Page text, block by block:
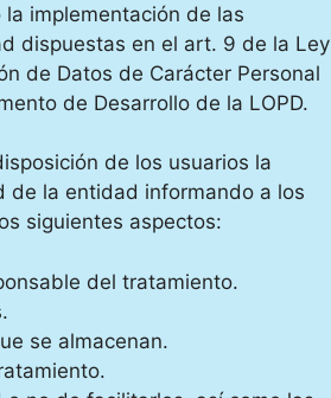
implementación de las
dispuestas en el art. 9 de la Ley
de Datos de Carácter Personal
de Desarrollo de la LOPD.
de los usuarios la
de la entidad informando a los
siguientes aspectos:
del tratamiento.
se almacenan.